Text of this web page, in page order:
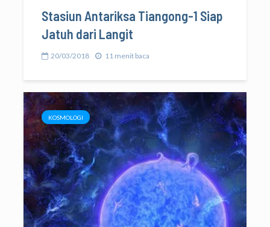
Stasiun Antariksa Tiangong-1 Siap
Jatuh dari Langit
20/03/2018 11 menit baca
KOSMOLOGI